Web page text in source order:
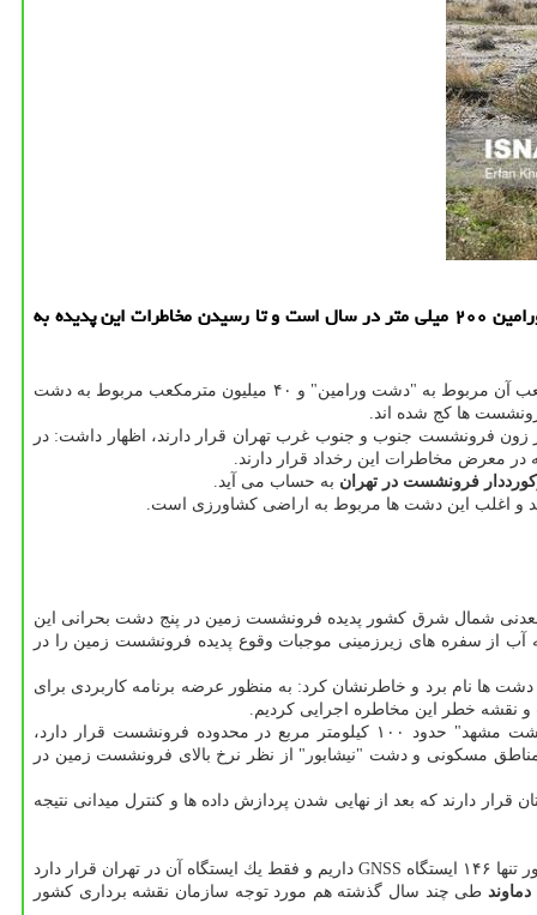
به گزارش ارتباط با مشتری به قول معاون امور فنی سازمان نقشه برداری كشور نرخ فرونشست در تهران ۱۸۰ میلی متر، شهریار ۲۳۰ میلی متر و ورامین ۲۰۰ میلی متر در سال است و تا رسیدن مخاطرات این پدیده به
طبق آخرین آمارها، تهران سالانه ۱۵۰ میلیون مترمكعب افت آب زیرزمینی دارد كه حدود ۸۰ میلیون مترمكعب آن مربوط به "دشت ورامین" و ۴۰ میلیون مترمكعب مربوط به دشت
زون فرونشست جنوب و جنوب غرب تهران قرار دارند، اظهار داشت: در
معرض مخاطرات این رخداد قرار دارند.
فرونشست در تهران به حساب می آید.
و اغلب این دشت ها مربوط به اراضی كشاورزی است.
شمال شرق كشور پدیده فرونشست زمین در پنج دشت بحرانی این
از سفره های زیرزمینی موجبات وقوع پدیده فرونشست زمین را در
ها نام برد و خاطرنشان كرد: به منظور عرضه برنامه كاربردی برای
مدیركل زمین شناسی و اكتشافات معدنی شمال شرق كشور با بیان این كه طبق مطالعات انجام شده از ۲ هزار و ۷۱۸ كیلومتر مربع مساحت "دشت مشهد" حدود ۱۰۰ كیلومتر مربع در محدوده فرونشست قرار دارد،
مسكونی و دشت "نیشابور" از نظر نرخ بالای فرونشست زمین در
دارند كه بعد از نهایی شدن پردازش داده ها و كنترل میدانی نتیجه
با اشاره به راه اندازی ایستگاه های GNSS در كشور، اظهار نمود: در كل كشور تنها ۱۴۶ ایستگاه GNSS داریم و فقط یك ایستگاه آن در تهران قرار دارد
دماوندطی چند سال گذشته هم مورد توجه سازمان نقشه برداری كشور